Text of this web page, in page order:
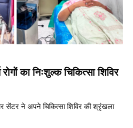
का निःशुल्क चिकित्सा शिविर
सेंटर ने अपने चिकित्सा शिविर की श्रृंखला